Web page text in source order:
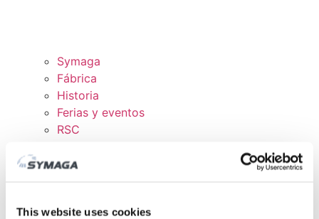
This website uses cookies
Symaga
Fábrica
Historia
Ferias y eventos
RSC
Certificados y políticas